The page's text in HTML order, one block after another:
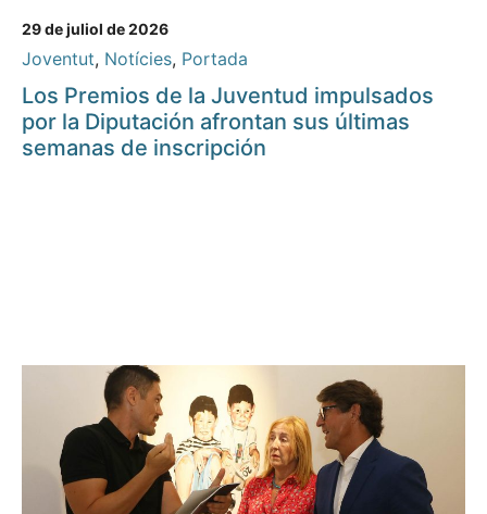
29 de juliol de 2026
Joventut, Notícies, Portada
Los Premios de la Juventud impulsados
por la Diputación afrontan sus últimas
semanas de inscripción